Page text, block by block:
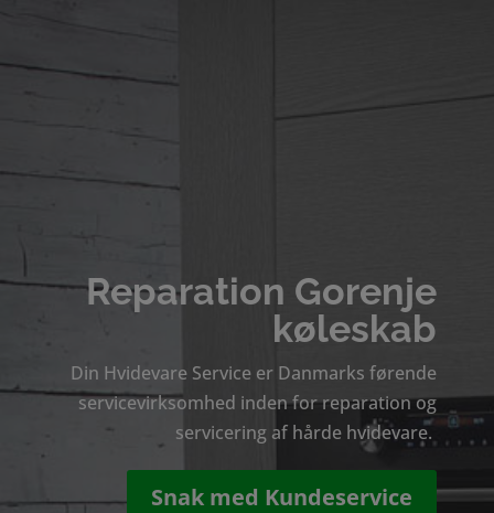
Reparation Gorenje
køleskab
Din Hvidevare Service er Danmarks førende
servicevirksomhed inden for reparation og
servicering af hårde hvidevare.
Snak med Kundeservice